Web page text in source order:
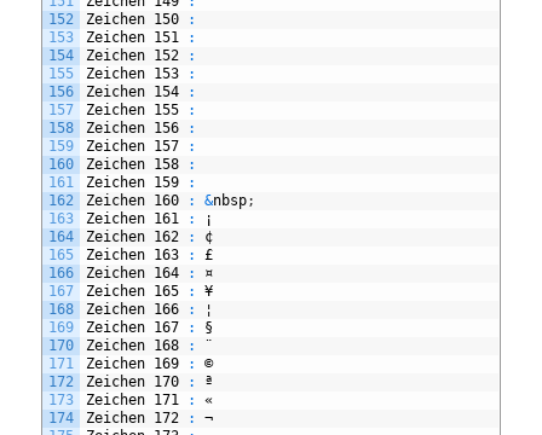
152
153
154
155
156
157
158
159
160
161
162
163
164
165
166
167
168
169
170
171
172
173
174
Zeichen 150
:
Zeichen 151
:
Zeichen 152
:
Zeichen 153
:
Zeichen 154
:
Zeichen 155
:
Zeichen 156
:
Zeichen 157
:
Zeichen 158
:
Zeichen 159
:
Zeichen 160 : &nbsp;
Zeichen 161 :
¡
Zeichen 162 :
¢
Zeichen 163 :
£
Zeichen 164 :
¤
Zeichen 165 :
¥
Zeichen 166 :
¦
Zeichen 167 :
§
Zeichen 168 :
¨
Zeichen 169 :
©
Zeichen 170 :
ª
Zeichen 171 :
«
Zeichen 172 :
¬